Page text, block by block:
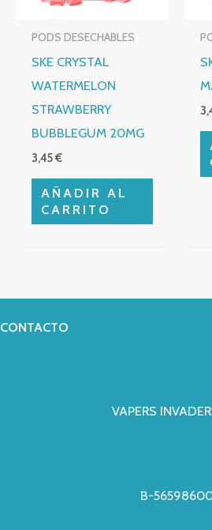
PODS DESECHABLES
SKE CRYSTAL
WATERMELON
STRAWBERRY
BUBBLEGUM 20MG
3,45€
AÑADIR AL
CARRITO
CONTACTO
VAPERS
B-